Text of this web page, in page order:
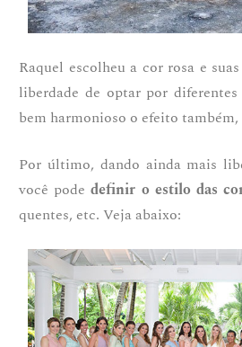
Raquel escolheu a cor rosa e
liberdade de optar por
bem harmonioso o efeito também,
Por último, dando ainda mais
você podedefinir o estilo das
quentes, etc. Veja abaixo: